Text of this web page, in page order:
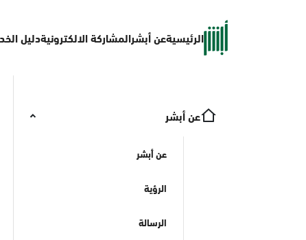
الرئيسيةعن أبشرالمشاركة الالكترونيةدليل
عن أبشر
عن أبشر
الرؤية
الرسالة